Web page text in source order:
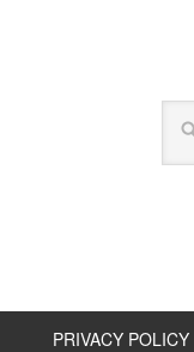
PRIVACY POLICY